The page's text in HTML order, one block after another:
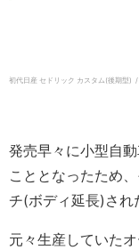
初代日産 セドリック カスタム(後期
発売早々に小型自
こととなったため
チ(ボディ延長)され
元々生産していた